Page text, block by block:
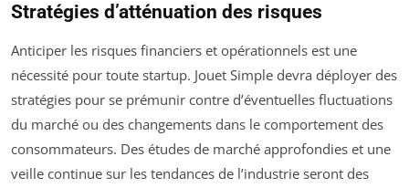
Stratégies d’atténuation des risques
Anticiper les risques financiers et opérationnels est une
nécessité pour toute startup. Jouet Simple devra déployer des
stratégies pour se prémunir contre d’éventuelles fluctuations
du marché ou des changements dans le comportement des
consommateurs. Des études de marché approfondies et une
veille continue sur les tendances de l’industrie seront des